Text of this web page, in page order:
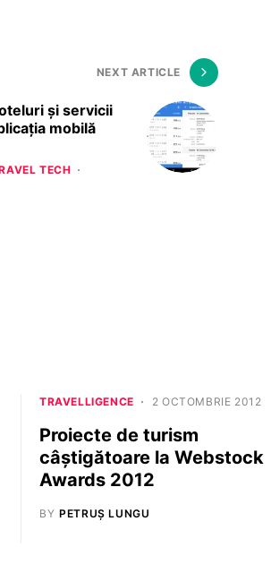
NEXT ARTICLE
și servicii
mobilă
TECH
TRAVELLIGENCE 2 OCTOMBRIE 2012
Proiecte de turism
câştigătoare la Webstock
Awards 2012
BY PETRUȘ LUNGU